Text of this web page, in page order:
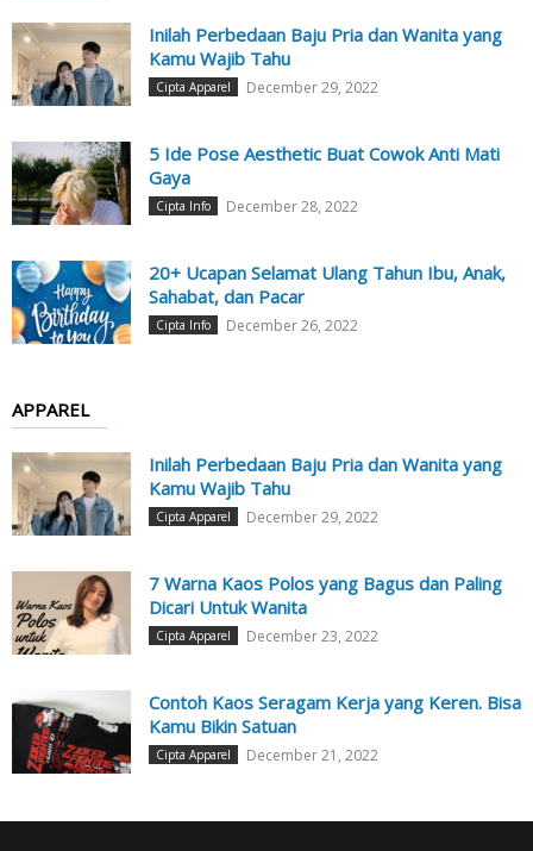
Inilah Perbedaan Baju Pria dan Wanita yang
Kamu Wajib Tahu
Cipta Apparel December 29, 2022
5 Ide Pose Aesthetic Buat Cowok Anti Mati
Gaya
Cipta Info December 28, 2022
20+ Ucapan Selamat Ulang Tahun Ibu, Anak,
Sahabat, dan Pacar
Cipta Info December 26, 2022
APPAREL
Inilah Perbedaan Baju Pria dan Wanita yang
Kamu Wajib Tahu
Cipta Apparel December 29, 2022
7 Warna Kaos Polos yang Bagus dan Paling
Dicari Untuk Wanita
Cipta Apparel December 23, 2022
Contoh Kaos Seragam Kerja yang Keren. Bisa
Kamu Bikin Satuan
Cipta Apparel December 21, 2022